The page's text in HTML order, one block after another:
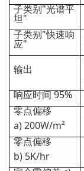
子类别"光谱平
坦"
子类别"快速响
应"
输出
响应时间 95%
零点偏移
a) 200W/m²
零点偏移
b) 5K/hr